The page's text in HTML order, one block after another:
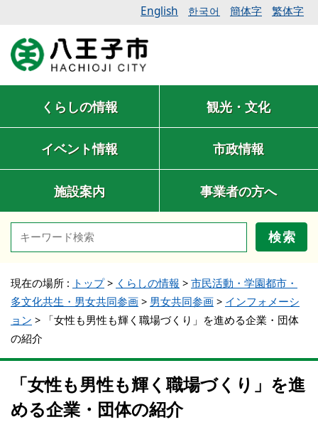
English 한국어 簡体字 繁体字
くらしの情報 観光・文化
イベント情報 市政情報
施設案内 事業者の方へ
検索
現在の場所 : トップ> くらしの情報 > 市民活動・学園都市・
多文化共生・男女共同参画 > 男女共同参画 > インフォメーシ
ョン >
「女性も男性も輝く職場づくり」を進める企業・団体
の紹介
「女性も男性も輝く職場づくり」を進
める企業・団体の紹介